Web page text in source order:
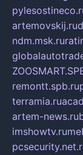
artemovskij.ru
ndm.msk.ru
remontt.spb.ru
terramia.ru
artem-news.ru
imshowtv.ru